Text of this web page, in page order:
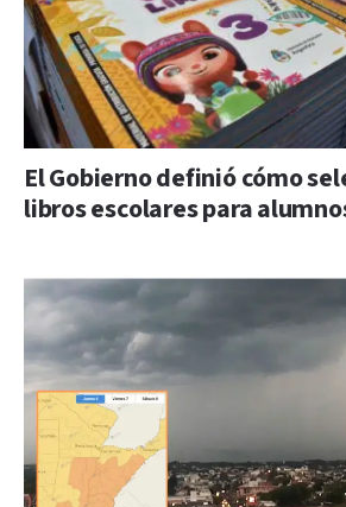
El Gobierno definió cómo
libros escolares para